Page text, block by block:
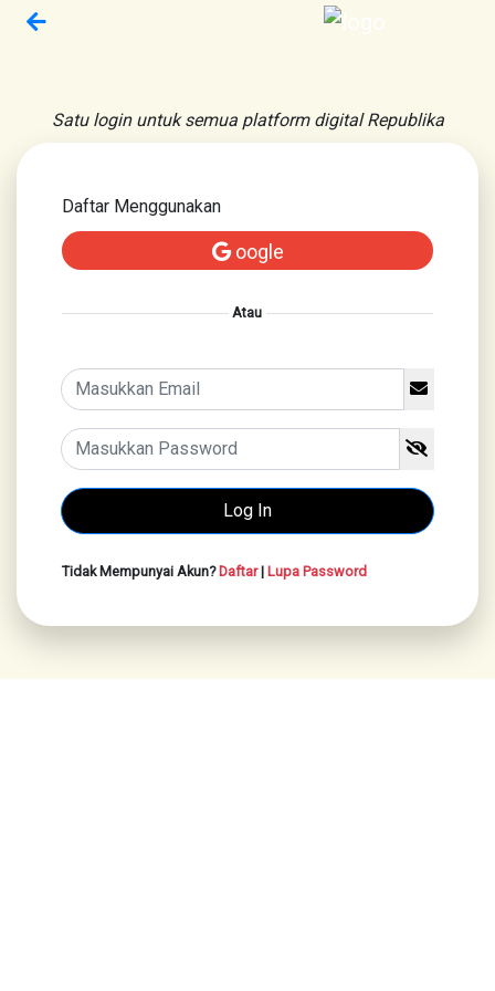
Satu login untuk semua platform digital Republika
Daftar Menggunakan
oogle
Atau
Tidak Mempunyai Akun?Daftar| Lupa Password